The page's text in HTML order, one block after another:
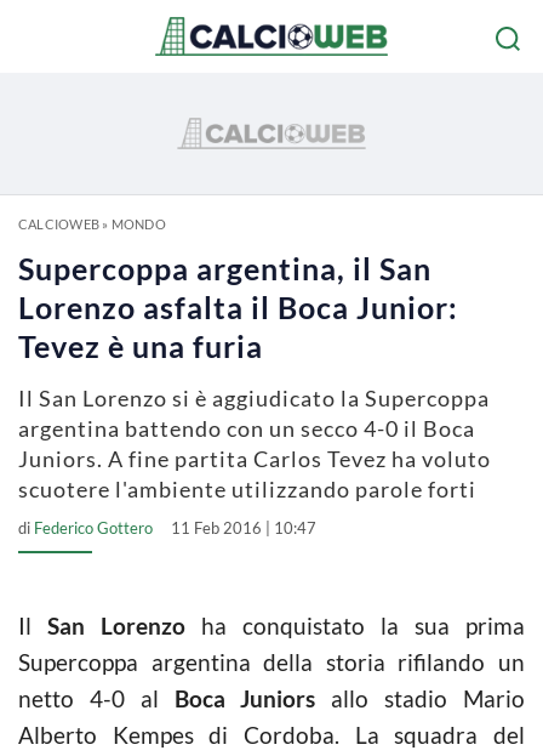
CALCIOWEB» MONDO
Supercoppa argentina, il San
Lorenzo asfalta il Boca Junior:
Tevez è una furia
Il San Lorenzo si è aggiudicato la Supercoppa
argentina battendo con un secco 4-0 il Boca
Juniors. A fine partita Carlos Tevez ha voluto
scuotere l'ambiente utilizzando parole forti
di Federico Gottero 11 Feb 2016 | 10:47
Il San Lorenzo ha conquistato la sua prima
Supercoppa argentina della storia rifilando un
netto 4-0 al Boca Juniors allo stadio Mario
Alberto Kempes di Cordoba. La squadra del